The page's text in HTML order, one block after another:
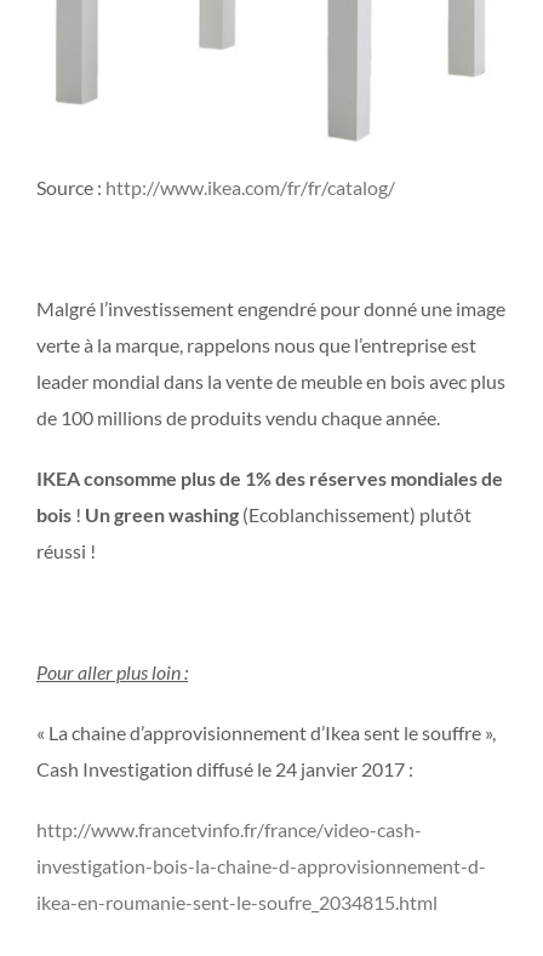
Source : http://www.ikea.com/fr/fr/catalog/
Malgré l’investissement engendré pour donné une image
verte à la marque, rappelons nous que l’entreprise est
leader mondial dans la vente de meuble en bois avec plus
de 100 millions de produits vendu chaque année.
IKEA consomme plus de 1% des réserves mondiales de
bois ! Un green washing (Ecoblanchissement) plutôt
réussi !
Pour aller plus loin :
« La chaine d’approvisionnement d’Ikea sent le souffre »,
Cash Investigation diffusé le 24 janvier 2017 :
http://www.francetvinfo.fr/france/video-cash-
investigation-bois-la-chaine-d-approvisionnement-d-
ikea-en-roumanie-sent-le-soufre_2034815.html